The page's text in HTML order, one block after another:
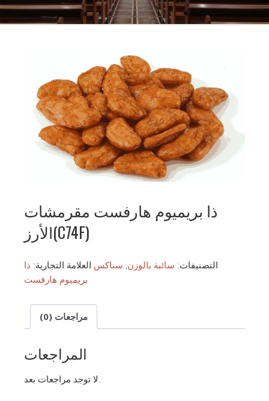
ذا بريميوم هارفست مقرمشات
الأرز(C74F)
التصنيفات: سائبة بالوزن, سناكس العلامة التجارية: ذا
بريميوم هارفست
مراجعات (0)
المراجعات
لا توجد مراجعات بعد.